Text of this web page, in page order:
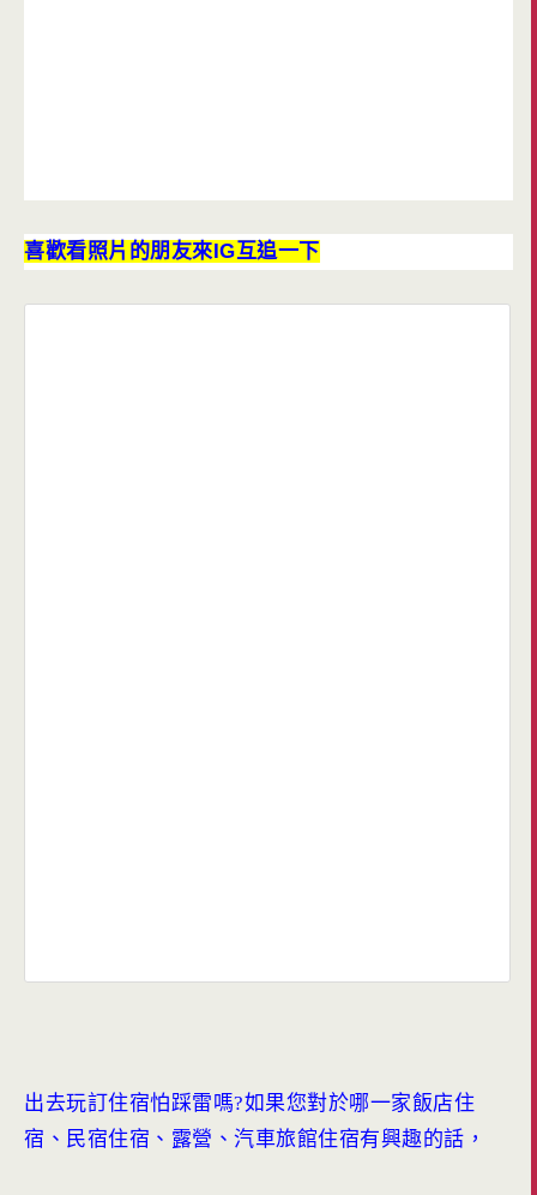
喜歡看照片的朋友來IG互追一下
出去玩訂住宿怕踩雷嗎?如果您對於哪一家飯店住
宿、民宿住宿、露營、汽車旅館住宿有興趣的話，